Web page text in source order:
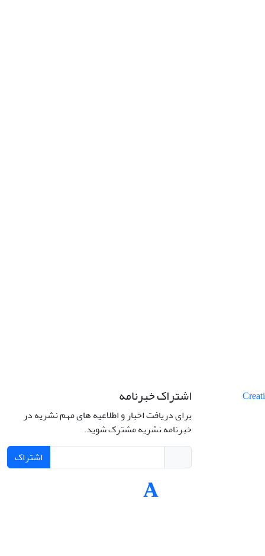
اشتراک خبرنامه
برای دریافت اخبار و اطلاعیه های مهم نشریه در
خبرنامه نشریه مشترک شوید.
اشتراک